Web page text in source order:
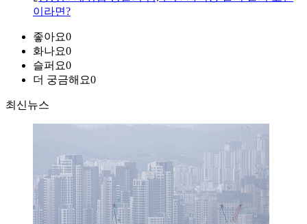
이라면?
좋아요0
화나요0
슬퍼요0
더 궁금해요0
최신뉴스